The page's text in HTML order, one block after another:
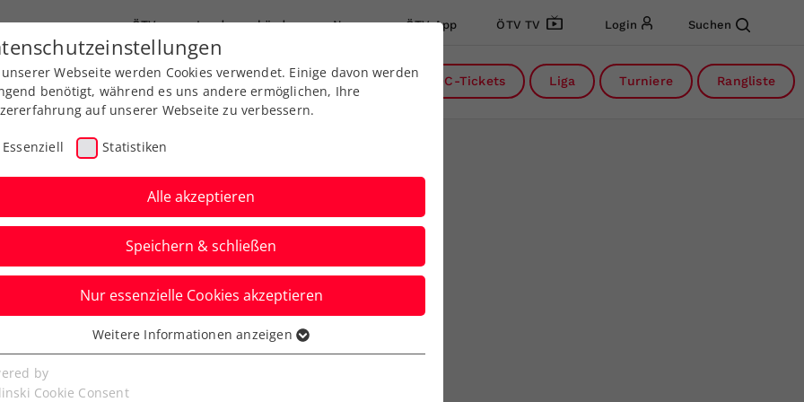
ÖTV Landesverbände News ÖTV App ÖTV TV Login Suchen
Ausbildung Services Über uns DC-Tickets Liga Turniere Rangliste
Grabher setzt
Siegesserie fort
Webseite werden Cookies verwendet. Einige davon werden
benötigt, während es uns andere ermöglichen, Ihre
auf unserer Webseite zu verbessern.
Essenziell Statistiken
Alle akzeptieren
Speichern & schließen
Nur essenzielle Cookies akzeptieren
Cookies werden für grundlegende Funktionen der
benötigt. Dadurch ist gewährleistet, dass die Webseite
Weitere Informationen anzeigen
by
Cookie Consent